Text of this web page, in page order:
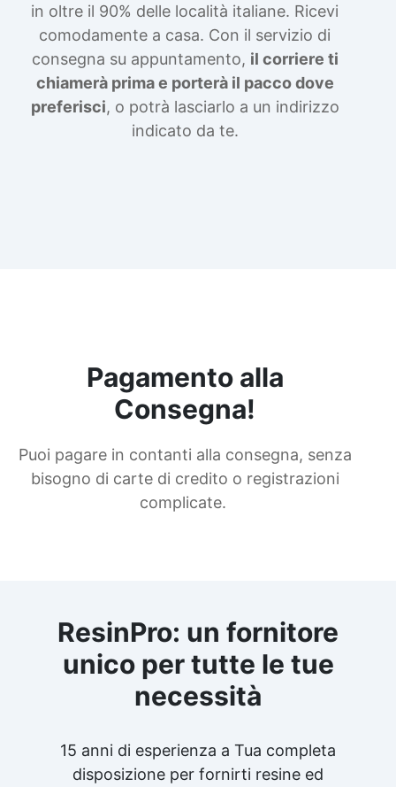
in oltre il 90% delle località italiane. Ricevi
comodamente a casa. Con il servizio di
consegna su appuntamento, il corriere ti
chiamerà prima e porterà il pacco dove
preferisci, o potrà lasciarlo a un indirizzo
indicato da te.
Pagamento alla
Consegna!
Puoi pagare in contanti alla consegna, senza
bisogno di carte di credito o registrazioni
complicate.
ResinPro: un fornitore
unico per tutte le tue
necessità
15 anni di esperienza a Tua completa
disposizione per fornirti resine ed